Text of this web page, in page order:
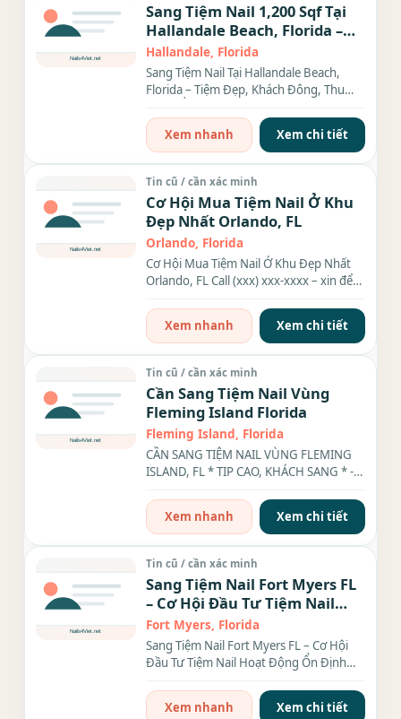
Sang Tiệm Nail 1,200 Sqf Tại
Hallandale Beach, Florida –
Tiệm Đẹp, Khách Đông, Thu
Nhập Ổn Định
Hallandale, Florida
Sang Tiệm Nail Tại Hallandale Beach,
Florida – Tiệm Đẹp, Khách Đông, Thu
Xem nhanh
Xem chi tiết
Tin cũ / cần xác minh
Cơ Hội Mua Tiệm Nail Ở Khu
Đẹp Nhất Orlando, FL
Orlando, Florida
Cơ Hội Mua Tiệm Nail Ở Khu Đẹp Nhất
Orlando, FL Call (xxx) xxx-xxxx – xin để
Xem nhanh
Xem chi tiết
Tin cũ / cần xác minh
Cần Sang Tiệm Nail Vùng
Fleming Island Florida
Fleming Island, Florida
CẦN SANG TIỆM NAIL VÙNG FLEMING
ISLAND, FL * TIP CAO, KHÁCH SANG * -
Xem nhanh
Xem chi tiết
Tin cũ / cần xác minh
Sang Tiệm Nail Fort Myers FL
– Cơ Hội Đầu Tư Tiệm Nail
Hoạt Động Ổn Định Trong
Khu Publix Sầm Uất.
Fort Myers, Florida
Sang Tiệm Nail Fort Myers FL – Cơ Hội
Đầu Tư Tiệm Nail Hoạt Động Ổn Định
Xem nhanh
Xem chi tiết